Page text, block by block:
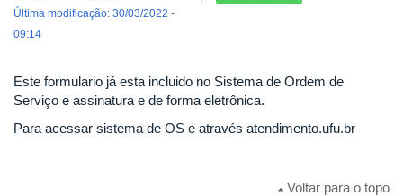
Última modificação: 30/03/2022 -
09:14
Este formulario já esta incluido no Sistema de Ordem de
Serviço e assinatura e de forma eletrônica.
Para acessar sistema de OS e através atendimento.ufu.br
Voltar para o topo